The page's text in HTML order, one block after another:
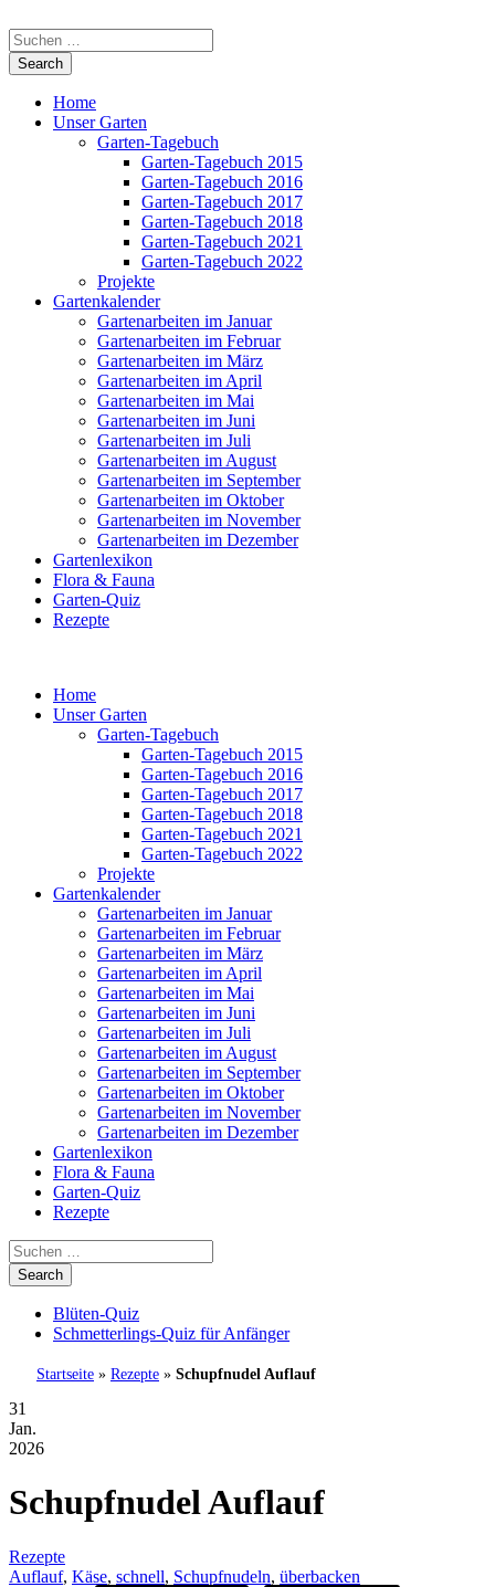
Home
Unser Garten
Garten-Tagebuch
Garten-Tagebuch 2015
Garten-Tagebuch 2016
Garten-Tagebuch 2017
Garten-Tagebuch 2018
Garten-Tagebuch 2021
Garten-Tagebuch 2022
Projekte
Gartenkalender
Gartenarbeiten im Januar
Gartenarbeiten im Februar
Gartenarbeiten im März
Gartenarbeiten im April
Gartenarbeiten im Mai
Gartenarbeiten im Juni
Gartenarbeiten im Juli
Gartenarbeiten im August
Gartenarbeiten im September
Gartenarbeiten im Oktober
Gartenarbeiten im November
Gartenarbeiten im Dezember
Gartenlexikon
Flora & Fauna
Garten-Quiz
Rezepte
Home
Unser Garten
Garten-Tagebuch
Garten-Tagebuch 2015
Garten-Tagebuch 2016
Garten-Tagebuch 2017
Garten-Tagebuch 2018
Garten-Tagebuch 2021
Garten-Tagebuch 2022
Projekte
Gartenkalender
Gartenarbeiten im Januar
Gartenarbeiten im Februar
Gartenarbeiten im März
Gartenarbeiten im April
Gartenarbeiten im Mai
Gartenarbeiten im Juni
Gartenarbeiten im Juli
Gartenarbeiten im August
Gartenarbeiten im September
Gartenarbeiten im Oktober
Gartenarbeiten im November
Gartenarbeiten im Dezember
Gartenlexikon
Flora & Fauna
Garten-Quiz
Rezepte
Blüten-Quiz
Schmetterlings-Quiz für Anfänger
Startseite » Rezepte » Schupfnudel Auflauf
31
Jan.
2026
Schupfnudel Auflauf
Rezepte
Auflauf, Käse, schnell, Schupfnudeln, überbacken